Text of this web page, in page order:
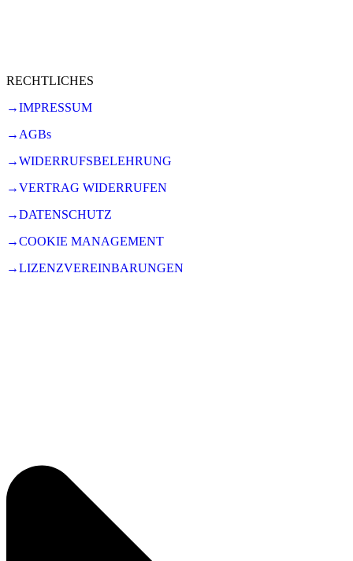
RECHTLICHES
→IMPRESSUM
→AGBs
→WIDERRUFSBELEHRUNG
→VERTRAG WIDERRUFEN
→DATENSCHUTZ
→COOKIE MANAGEMENT
→LIZENZVEREINBARUNGEN